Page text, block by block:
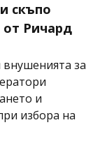
скъпо
Ричард
за
и
избора на